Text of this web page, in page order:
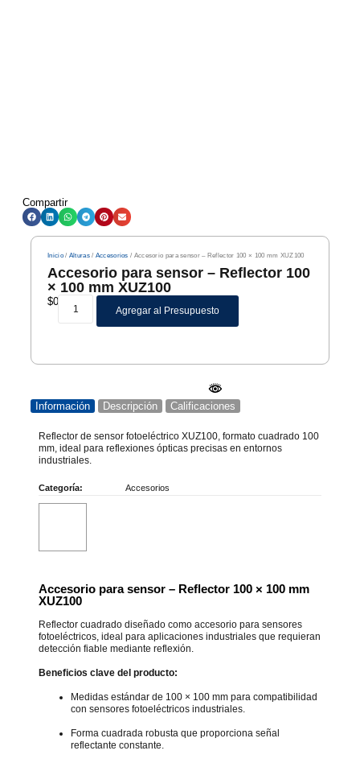
Compartir
Inicio/ Alturas/ Accesorios / Accesorio para sensor – Reflector 100 × 100 mm XUZ100
Accesorio para sensor – Reflector 100
× 100 mm XUZ100
$0
Agregar al Presupuesto
Información Descripción Calificaciones
Reflector de sensor fotoeléctrico XUZ100, formato cuadrado 100
mm, ideal para reflexiones ópticas precisas en entornos
industriales.
Categoría: Accesorios
Accesorio para sensor – Reflector 100 × 100 mm
XUZ100
Reflector cuadrado diseñado como accesorio para sensores
fotoeléctricos, ideal para aplicaciones industriales que requieran
detección fiable mediante reflexión.
Beneficios clave del producto:
Medidas estándar de 100 × 100 mm para compatibilidad
con sensores fotoeléctricos industriales.
Forma cuadrada robusta que proporciona señal
reflectante constante.